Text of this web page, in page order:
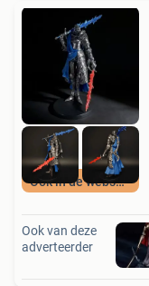
Ook in de webshop
Ook van deze
adverteerder